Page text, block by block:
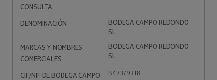
CONSULTA
DENOMINACIÓN
BODEGA CAMPO REDONDO
SL
MARCAS Y NOMBRES
COMERCIALES
BODEGA CAMPO REDONDO
SL
CIF/NIF DE BODEGA CAMPO
B47379318